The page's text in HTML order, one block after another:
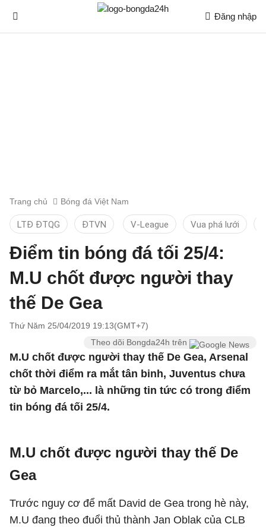
Đăng nhập
Trang chủ Bóng đá Việt Nam
LTĐ ĐTQG ĐTVN V-League Vua phá lưới
Điểm tin bóng đá tối 25/4:
M.U chốt được người thay
thế De Gea
Thứ Năm 25/04/2019 19:13(GMT+7)
Theo dõi Bongda24h trên
M.U chốt được người thay thế De Gea, Arsenal
chốt thời điểm ra mắt tân binh, Juventus chưa
từ bỏ Marcelo,... là những tin tức có trong điểm
tin bóng đá tối 25/4.
M.U chốt được người thay thế De
Gea
Trước nguy cơ để mất David de Gea trong hè này,
M.U đang theo đuổi thủ thành Jan Oblak của CLB